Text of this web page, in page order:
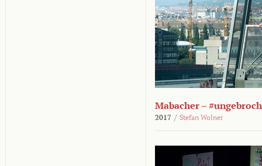
Mabacher –
2017 / Stefan Wolner